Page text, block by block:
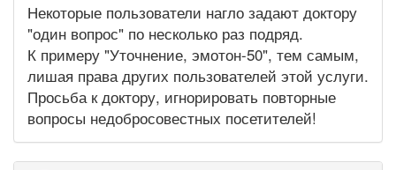
Некоторые пользователи нагло задают доктору
"один вопрос" по несколько раз подряд.
К примеру "Уточнение, эмотон-50", тем самым,
лишая права других пользователей этой услуги.
Просьба к доктору, игнорировать повторные
вопросы недобросовестных посетителей!